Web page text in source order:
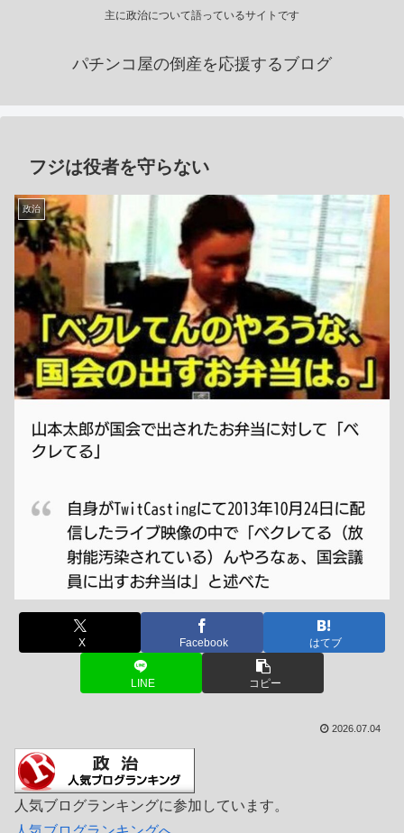
主に政治について語っているサイトです
パチンコ屋の倒産を応援するブログ
フジは役者を守らない
政治
X Facebook はてブ
LINE コピー
2026.07.04
人気ブログランキングに参加しています。